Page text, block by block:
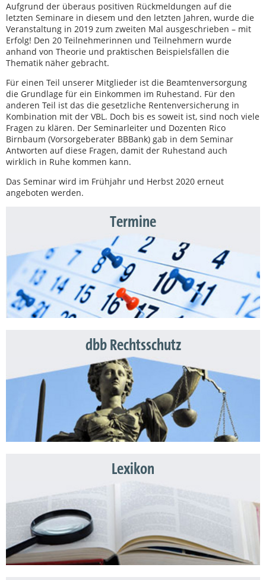
Aufgrund der überaus positiven Rückmeldungen auf die
letzten Seminare in diesem und den letzten Jahren, wurde die
Veranstaltung in 2019 zum zweiten Mal ausgeschrieben – mit
Erfolg! Den 20 Teilnehmerinnen und Teilnehmern wurde
anhand von Theorie und praktischen Beispielsfällen die
Thematik näher gebracht.
Für einen Teil unserer Mitglieder ist die Beamtenversorgung
die Grundlage für ein Einkommen im Ruhestand. Für den
anderen Teil ist das die gesetzliche Rentenversicherung in
Kombination mit der VBL. Doch bis es soweit ist, sind noch viele
Fragen zu klären. Der Seminarleiter und Dozenten Rico
Birnbaum (Vorsorgeberater BBBank) gab in dem Seminar
Antworten auf diese Fragen, damit der Ruhestand auch
wirklich in Ruhe kommen kann.
Das Seminar wird im Frühjahr und Herbst 2020 erneut
angeboten werden.
Termine
dbb Rechtsschutz
Lexikon